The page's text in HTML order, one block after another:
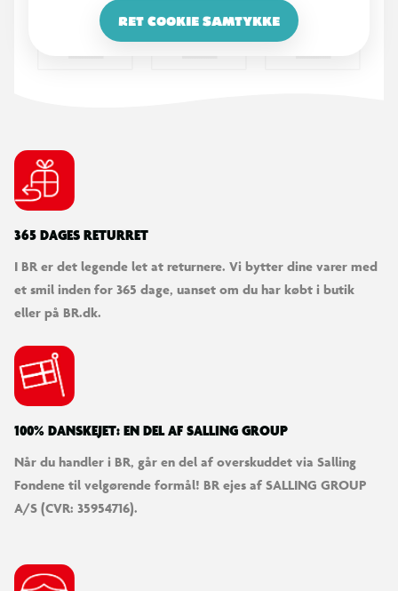
RET COOKIE SAMTYKKE
365 DAGES RETURRET
I BR er det legende let at returnere. Vi bytter dine varer med
et smil inden for 365 dage, uanset om du har købt i butik
eller på BR.dk.
100% DANSKEJET: EN DEL AF SALLING GROUP
Når du handler i BR, går en del af overskuddet via Salling
Fondene til velgørende formål! BR ejes af SALLING GROUP
A/S (CVR: 35954716).